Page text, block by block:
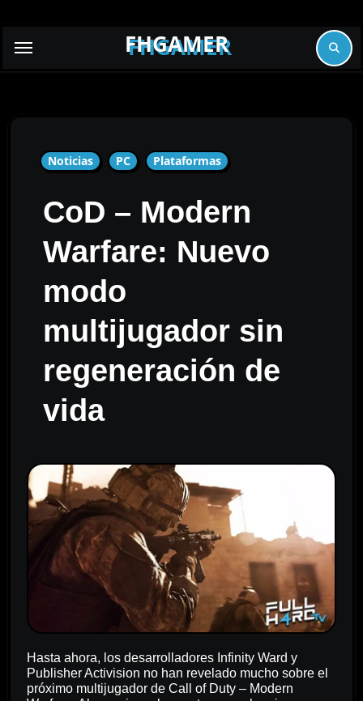
FHGAMER
Noticias PC Plataformas
CoD – Modern
Warfare: Nuevo
modo
multijugador sin
regeneración de
vida
Hasta ahora, los desarrolladores Infinity Ward y
Publisher Activision no han revelado mucho sobre el
próximo multijugador de Call of Duty – Modern